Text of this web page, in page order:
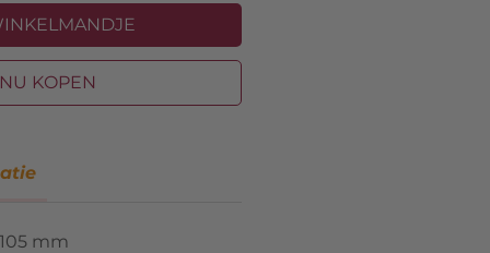
NU KOPEN
mm